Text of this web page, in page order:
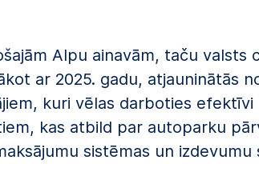
Alpu ainavām, taču valsts
ar 2025. gadu, atjauninātās
kuri vēlas darboties
kas atbild par autoparku
sistēmas un izdevumu